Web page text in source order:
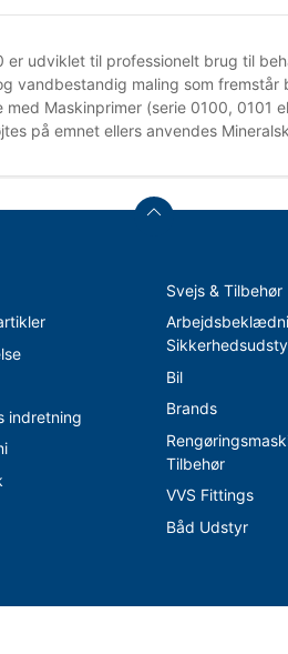
er udviklet til professionelt brug til
vandbestandig maling som
med Maskinprimer (serie 0100,
på emnet ellers anvendes
indretning
Svejs & Tilbehør
Bil
Brands
Tilbehør
VVS Fittings
Båd Udstyr